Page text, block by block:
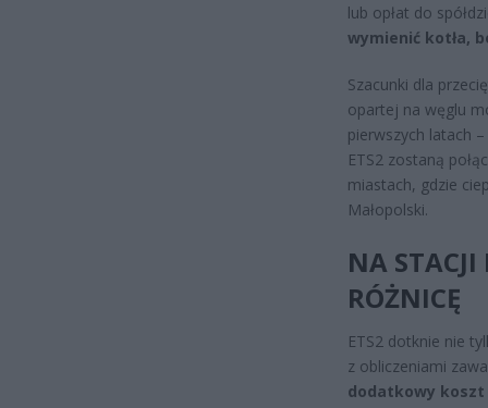
lub opłat do
wymienić kotła,
Szacunki dla
opartej na węglu
pierwszych latach
ETS2 zostaną
miastach, gdzie
Małopolski.
NA STACJI
RÓŻNICĘ
ETS2 dotknie nie
z obliczeniami
dodatkowy koszt